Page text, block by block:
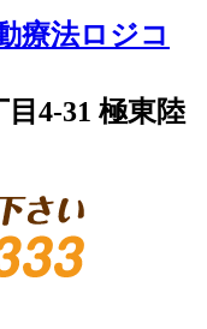
4-31 極東陸